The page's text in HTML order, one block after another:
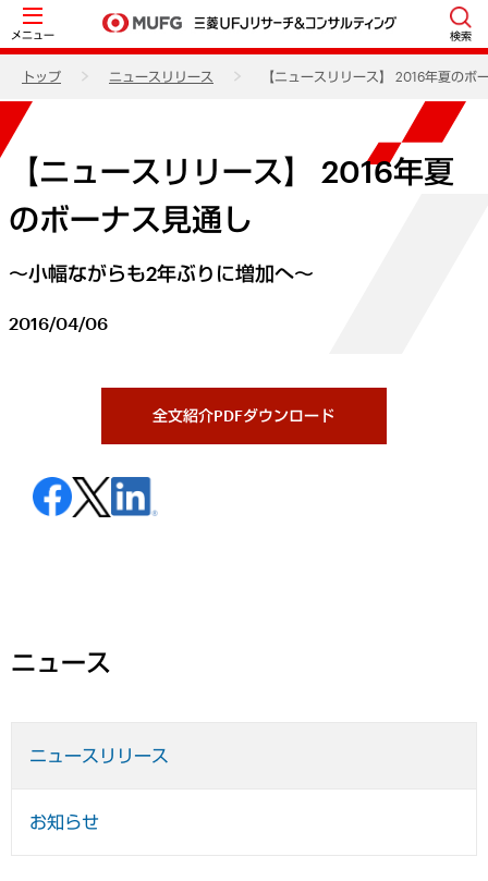
メニュー 検索
トップ ニュースリリース 【ニュースリリース】 2016年夏のボ
【ニュースリリース】 2016年夏
のボーナス見通し
～小幅ながらも2年ぶりに増加へ～
2016/04/06
全文紹介PDFダウンロード
ニュース
ニュースリリース
お知らせ